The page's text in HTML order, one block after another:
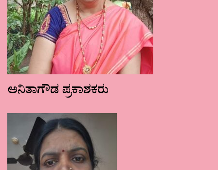
ಅನಿತಾಗೌಡ ಪ್ರಕಾಶಕರು